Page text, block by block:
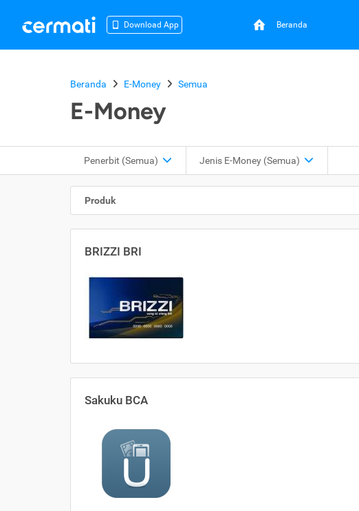
Download App Beranda
Beranda E-Money Semua
E-Money
Penerbit (Semua) Jenis E-Money (Semua)
Produk
BRIZZI BRI
Sakuku BCA